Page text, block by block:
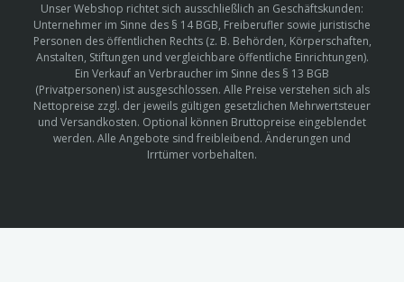
Unser Webshop richtet sich ausschließlich an Geschäftskunden:
Unternehmer im Sinne des § 14 BGB, Freiberufler sowie juristische
Personen des öffentlichen Rechts (z. B. Behörden, Körperschaften,
Anstalten, Stiftungen und vergleichbare öffentliche Einrichtungen).
Ein Verkauf an Verbraucher im Sinne des § 13 BGB
(Privatpersonen) ist ausgeschlossen. Alle Preise verstehen sich als
Nettopreise zzgl. der jeweils gültigen gesetzlichen Mehrwertsteuer
und Versandkosten. Optional können Bruttopreise eingeblendet
werden. Alle Angebote sind freibleibend. Änderungen und
Irrtümer vorbehalten.